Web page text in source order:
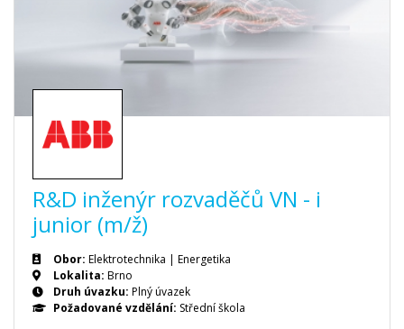
R&D inženýr rozvaděčů VN - i
junior (m/ž)
Obor: Elektrotechnika | Energetika
Lokalita: Brno
Druh úvazku: Plný úvazek
Požadované vzdělání: Střední škola